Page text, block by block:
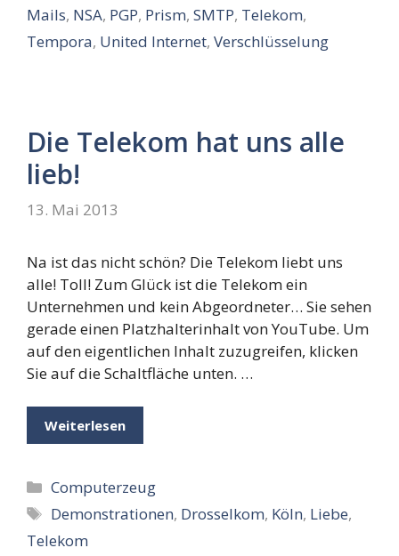
Mails, NSA, PGP, Prism, SMTP, Telekom,
Tempora, United Internet, Verschlüsselung
Die Telekom hat uns alle
lieb!
13. Mai 2013
Na ist das nicht schön? Die Telekom liebt uns
alle! Toll! Zum Glück ist die Telekom ein
Unternehmen und kein Abgeordneter… Sie sehen
gerade einen Platzhalterinhalt von YouTube. Um
auf den eigentlichen Inhalt zuzugreifen, klicken
Sie auf die Schaltfläche unten. …
Weiterlesen
Kategorien
Computerzeug
Schlagwörter
Demonstrationen, Drosselkom, Köln, Liebe,
Telekom